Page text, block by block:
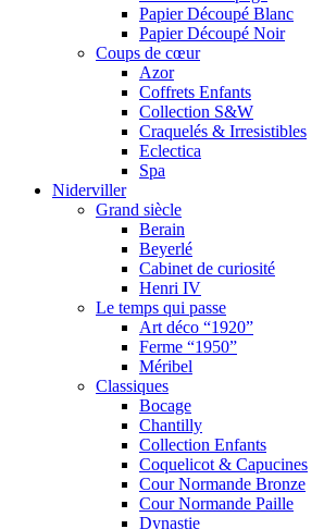
Papier Découpé Blanc
Papier Découpé Noir
Coups de cœur
Azor
Coffrets Enfants
Collection S&W
Craquelés & Irresistibles
Eclectica
Spa
Niderviller
Grand siècle
Berain
Beyerlé
Cabinet de curiosité
Henri IV
Le temps qui passe
Art déco “1920”
Ferme “1950”
Méribel
Classiques
Bocage
Chantilly
Collection Enfants
Coquelicot & Capucines
Cour Normande Bronze
Cour Normande Paille
Dynastie